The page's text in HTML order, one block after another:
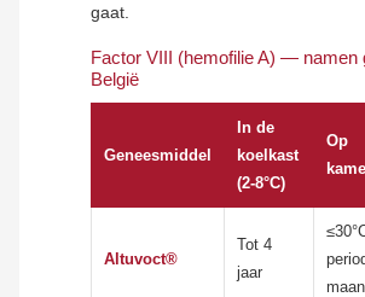
gaat.
Factor VIII (hemofilie A) — namen
België
Geneesmiddel
In de
koelkast
(2-8°C)
Op
Altuvoct®
Tot 4
jaar